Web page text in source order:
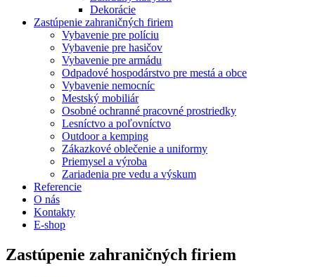
Dekorácie
Zastúpenie zahraničných firiem
Vybavenie pre políciu
Vybavenie pre hasičov
Vybavenie pre armádu
Odpadové hospodárstvo pre mestá a obce
Vybavenie nemocníc
Mestský mobiliár
Osobné ochranné pracovné prostriedky
Lesníctvo a poľovníctvo
Outdoor a kemping
Zákazkové oblečenie a uniformy
Priemysel a výroba
Zariadenia pre vedu a výskum
Referencie
O nás
Kontakty
E-shop
Zastúpenie zahraničných firiem